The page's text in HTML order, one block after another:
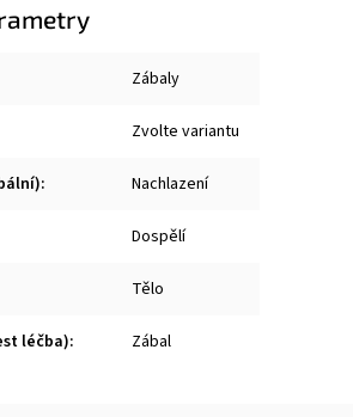
Zábaly
Zvolte variantu
: Nachlazení
Dospělí
Tělo
léčba): Zábal